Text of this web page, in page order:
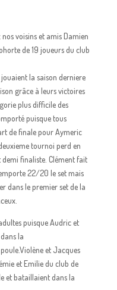
voisins et amis Damien
de 19 joueurs du club
la saison derniere
grâce à leurs victoires
plus difficile des
puisque tous
de finale pour Aymeric
tournoi perd en
demi finaliste. Clément fait
22/20 le set mais
dans le premier set de la
puisque Audric et
la
et Jacques
et Emilie du club de
et bataillaient dans la